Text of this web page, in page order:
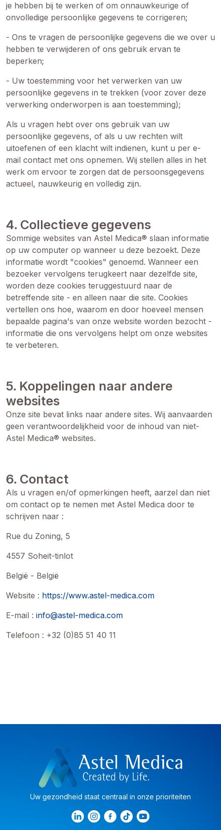
je hebben bij te werken of om onnauwkeurige of
onvolledige persoonlijke gegevens te corrigeren;
- Ons te vragen de persoonlijke gegevens die we over u
hebben te verwijderen of ons gebruik ervan te
beperken;
- Uw toestemming voor het verwerken van uw
persoonlijke gegevens in te trekken (voor zover deze
verwerking onderworpen is aan toestemming);
Als u vragen hebt over ons gebruik van uw
persoonlijke gegevens, of als u uw rechten wilt
uitoefenen of een klacht wilt indienen, kunt u per e-
mail contact met ons opnemen. Wij stellen alles in het
werk om ervoor te zorgen dat de persoonsgegevens
actueel, nauwkeurig en volledig zijn.
4. Collectieve gegevens
Sommige websites van Astel Medica® slaan informatie
op uw computer op wanneer u deze bezoekt. Deze
informatie wordt "cookies" genoemd. Wanneer een
bezoeker vervolgens terugkeert naar dezelfde site,
worden deze cookies teruggestuurd naar de
betreffende site - en alleen naar die site. Cookies
vertellen ons hoe, waarom en door hoeveel mensen
bepaalde pagina's van onze website worden bezocht -
informatie die ons vervolgens helpt om onze websites
te verbeteren.
5. Koppelingen naar andere
websites
Onze site bevat links naar andere sites. Wij aanvaarden
geen verantwoordelijkheid voor de inhoud van niet-
Astel Medica® websites.
6. Contact
Als u vragen en/of opmerkingen heeft, aarzel dan niet
om contact op te nemen met Astel Medica door te
schrijven naar :
Rue du Zoning, 5
4557 Soheit-tinlot
België - België
Website : https://www.astel-medica.com
E-mail : info@astel-medica.com
Telefoon : +32 (0)85 51 40 11
Uw gezondheid staat centraal in onze prioriteiten